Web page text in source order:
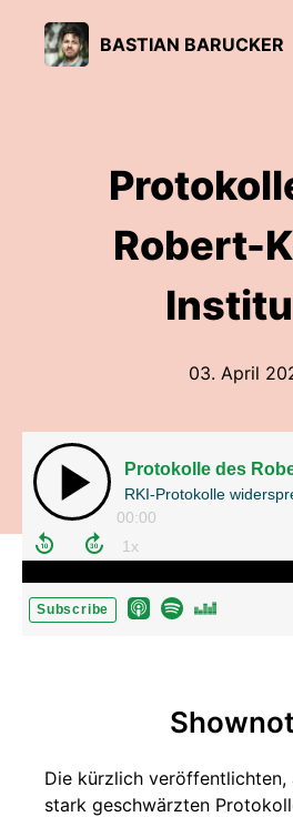
BASTIAN BARUCKER
Robert-
03. April
Protokolle des
00:00
Subscribe
Die kürzlich veröffentlichten,
stark geschwärzten